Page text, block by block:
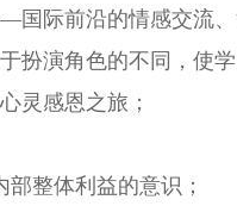
国际前沿的情感交流
扮演角色的不同，使
灵感恩之旅；
部整体利益的意识；